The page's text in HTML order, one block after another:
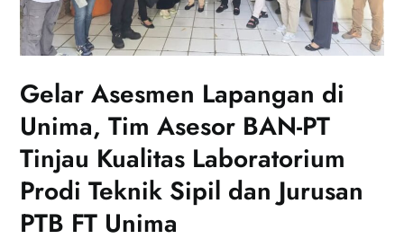
Gelar Asesmen Lapangan di
Unima, Tim Asesor BAN-PT
Tinjau Kualitas Laboratorium
Prodi Teknik Sipil dan Jurusan
PTB FT Unima